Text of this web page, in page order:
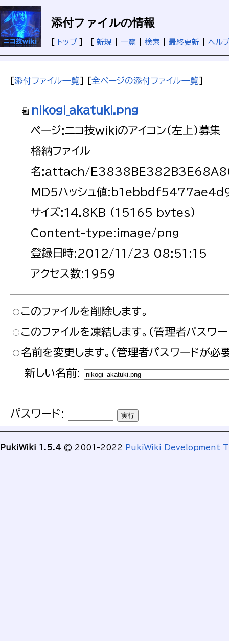
添付ファイルの情報
トップ] [ 新規 一覧 検索 最終更新 ヘルプ
[添付ファイル一覧] [全ページの添付ファイル一覧]
nikogi_akatuki.png
ページ:ニコ技wikiのアイコン(左上)募集
格納ファイル
名:attach/
MD5ハッシュ値
サイズ:14.8KB (15165 bytes)
Content-type:image/png
登録日時:2012/11/23 08:51:15
アクセス数:1959
このファイルを削除します。
このファイルを凍結します。(管理者パスワ
名前を変更します。(管理者パスワードが必
新しい名前:
パスワード:
PukiWiki 1.5.4 © 2001-2022 PukiWiki Development